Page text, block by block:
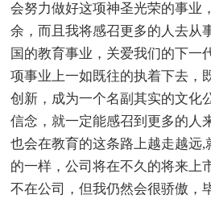
会努力做好这项神圣光荣的事业
余，而且我将感召更多的人去从
国的教育事业，关爱我们的下一
项事业上一如既往的执着下去，
创新，成为一个名副其实的文化
信念，就一定能感召到更多的人
也会在教育的这条路上越走越远
的一样，公司将在不久的将来上
不在公司，但我仍然会很骄傲，